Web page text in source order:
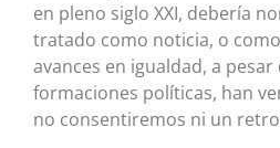
en pleno siglo XXI, debería
tratado como noticia, o
avances en igualdad, a pesar
formaciones políticas, han
no consentiremos ni un